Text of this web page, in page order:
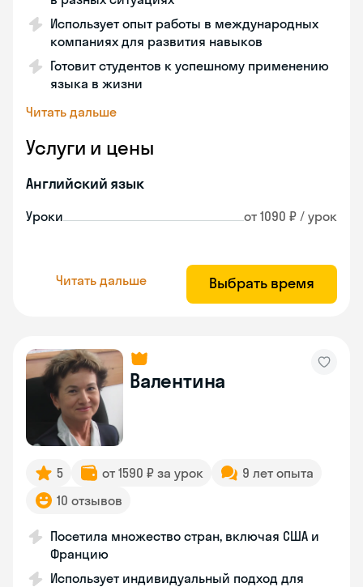
Использует опыт работы в международных
компаниях для развития навыков
Готовит студентов к успешному применению
языка в жизни
Читать дальше
Услуги и цены
Английский язык
Уроки от 1090 ₽ / урок
Читать дальше Выбрать время
Валентина
5 от 1590 ₽ за урок
9 лет опыта
10 отзывов
Посетила множество стран, включая США и
Францию
Использует индивидуальный подход для